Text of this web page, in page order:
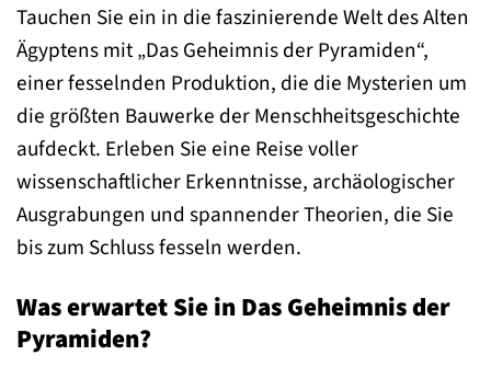
Tauchen Sie ein in die faszinierende Welt des Alten
Ägyptens mit „Das Geheimnis der Pyramiden“,
einer fesselnden Produktion, die die Mysterien um
die größten Bauwerke der Menschheitsgeschichte
aufdeckt. Erleben Sie eine Reise voller
wissenschaftlicher Erkenntnisse, archäologischer
Ausgrabungen und spannender Theorien, die Sie
bis zum Schluss fesseln werden.
Was erwartet Sie in Das Geheimnis der
Pyramiden?